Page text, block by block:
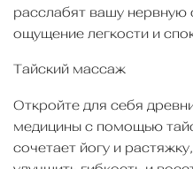
расслабят вашу нервную
ощущение легкости и
Тайский массаж
Откройте для себя
медицины с помощью
сочетает йогу и